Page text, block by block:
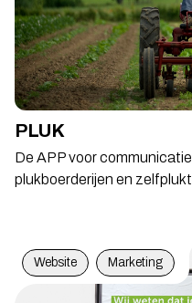
PLUK
De APP voor
plukboerderijen en
Website Marketing